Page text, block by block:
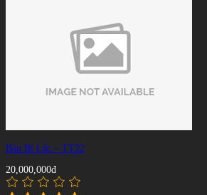
Bàn Bi Lắc – TT22
20,000,000đ